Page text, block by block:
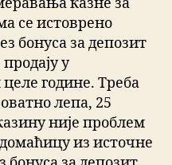
казне за
се истоврено
бонуса за депозит
у
године. Треба
лепа, 25
није проблем
из источне